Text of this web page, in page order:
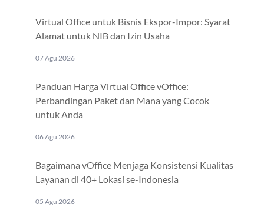
Virtual Office untuk Bisnis Ekspor-Impor: Syarat
Alamat untuk NIB dan Izin Usaha
07 Agu 2026
Panduan Harga Virtual Office vOffice:
Perbandingan Paket dan Mana yang Cocok
untuk Anda
06 Agu 2026
Bagaimana vOffice Menjaga Konsistensi Kualitas
Layanan di 40+ Lokasi se-Indonesia
05 Agu 2026